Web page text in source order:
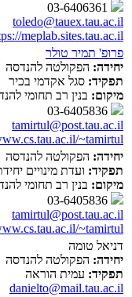
toledo@tauex.tau.ac.il
meplab.sites.tau.ac.il/
פרופ' תמיר טולר
יחידה: הפקולטה להנדסה
תפקיד: סגל אקדמי בכיר
מיקום: בנין רב תחומי
tamirtul@post.tau.ac.il
~tamirtul/
יחידה: הפקולטה להנדסה
תפקיד: ועדת מינויים
מיקום: בנין רב תחומי
tamirtul@post.tau.ac.il
~tamirtul/
דניאל טומה
יחידה: הפקולטה להנדסה
תפקיד: עמית הוראה
danielto@mail.tau.ac.il